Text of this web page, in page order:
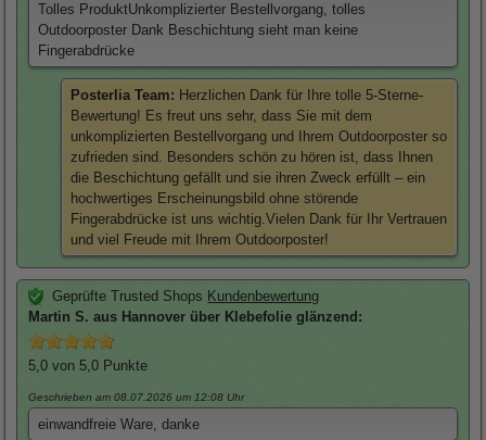
Tolles ProduktUnkomplizierter Bestellvorgang, tolles
Outdoorposter Dank Beschichtung sieht man keine
Fingerabdrücke
Posterlia Team: Herzlichen Dank für Ihre tolle 5-Sterne-
Bewertung! Es freut uns sehr, dass Sie mit dem
unkomplizierten Bestellvorgang und Ihrem Outdoorposter so
zufrieden sind. Besonders schön zu hören ist, dass Ihnen
die Beschichtung gefällt und sie ihren Zweck erfüllt – ein
hochwertiges Erscheinungsbild ohne störende
Fingerabdrücke ist uns wichtig.Vielen Dank für Ihr Vertrauen
und viel Freude mit Ihrem Outdoorposter!
Geprüfte Trusted Shops Kundenbewertung
MartinS. aus Hannover über Klebefolie glänzend :
5,0 von 5,0 Punkte
Geschrieben am 08.07.2026 um 12:08 Uhr
einwandfreie Ware, danke